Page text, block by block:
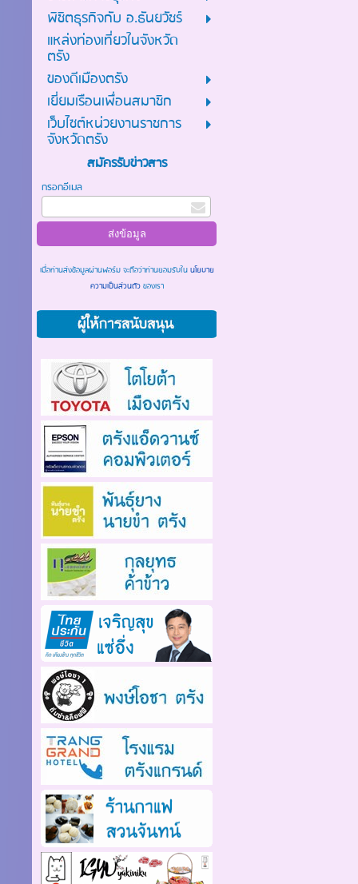
พิชิตธุรกิจกับ อ.ธันยวัชร์
แหล่งท่องเที่ยวในจังหวัด
ตรัง
ของดีเมืองตรัง
เยี่ยมเรือนเพื่อนสมาชิก
เว็บไซต์หน่วยงานราชการ
จังหวัดตรัง
สมัครรับข่าวสาร
กรอกอีเมล
เมื่อท่านส่งข้อมูลผ่านฟอร์ม จะถือว่าท่านยอมรับในนโยบาย
ความเป็นส่วนตัวของเรา